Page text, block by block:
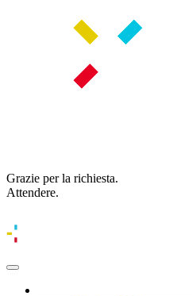
Grazie per la richiesta.
Attendere.